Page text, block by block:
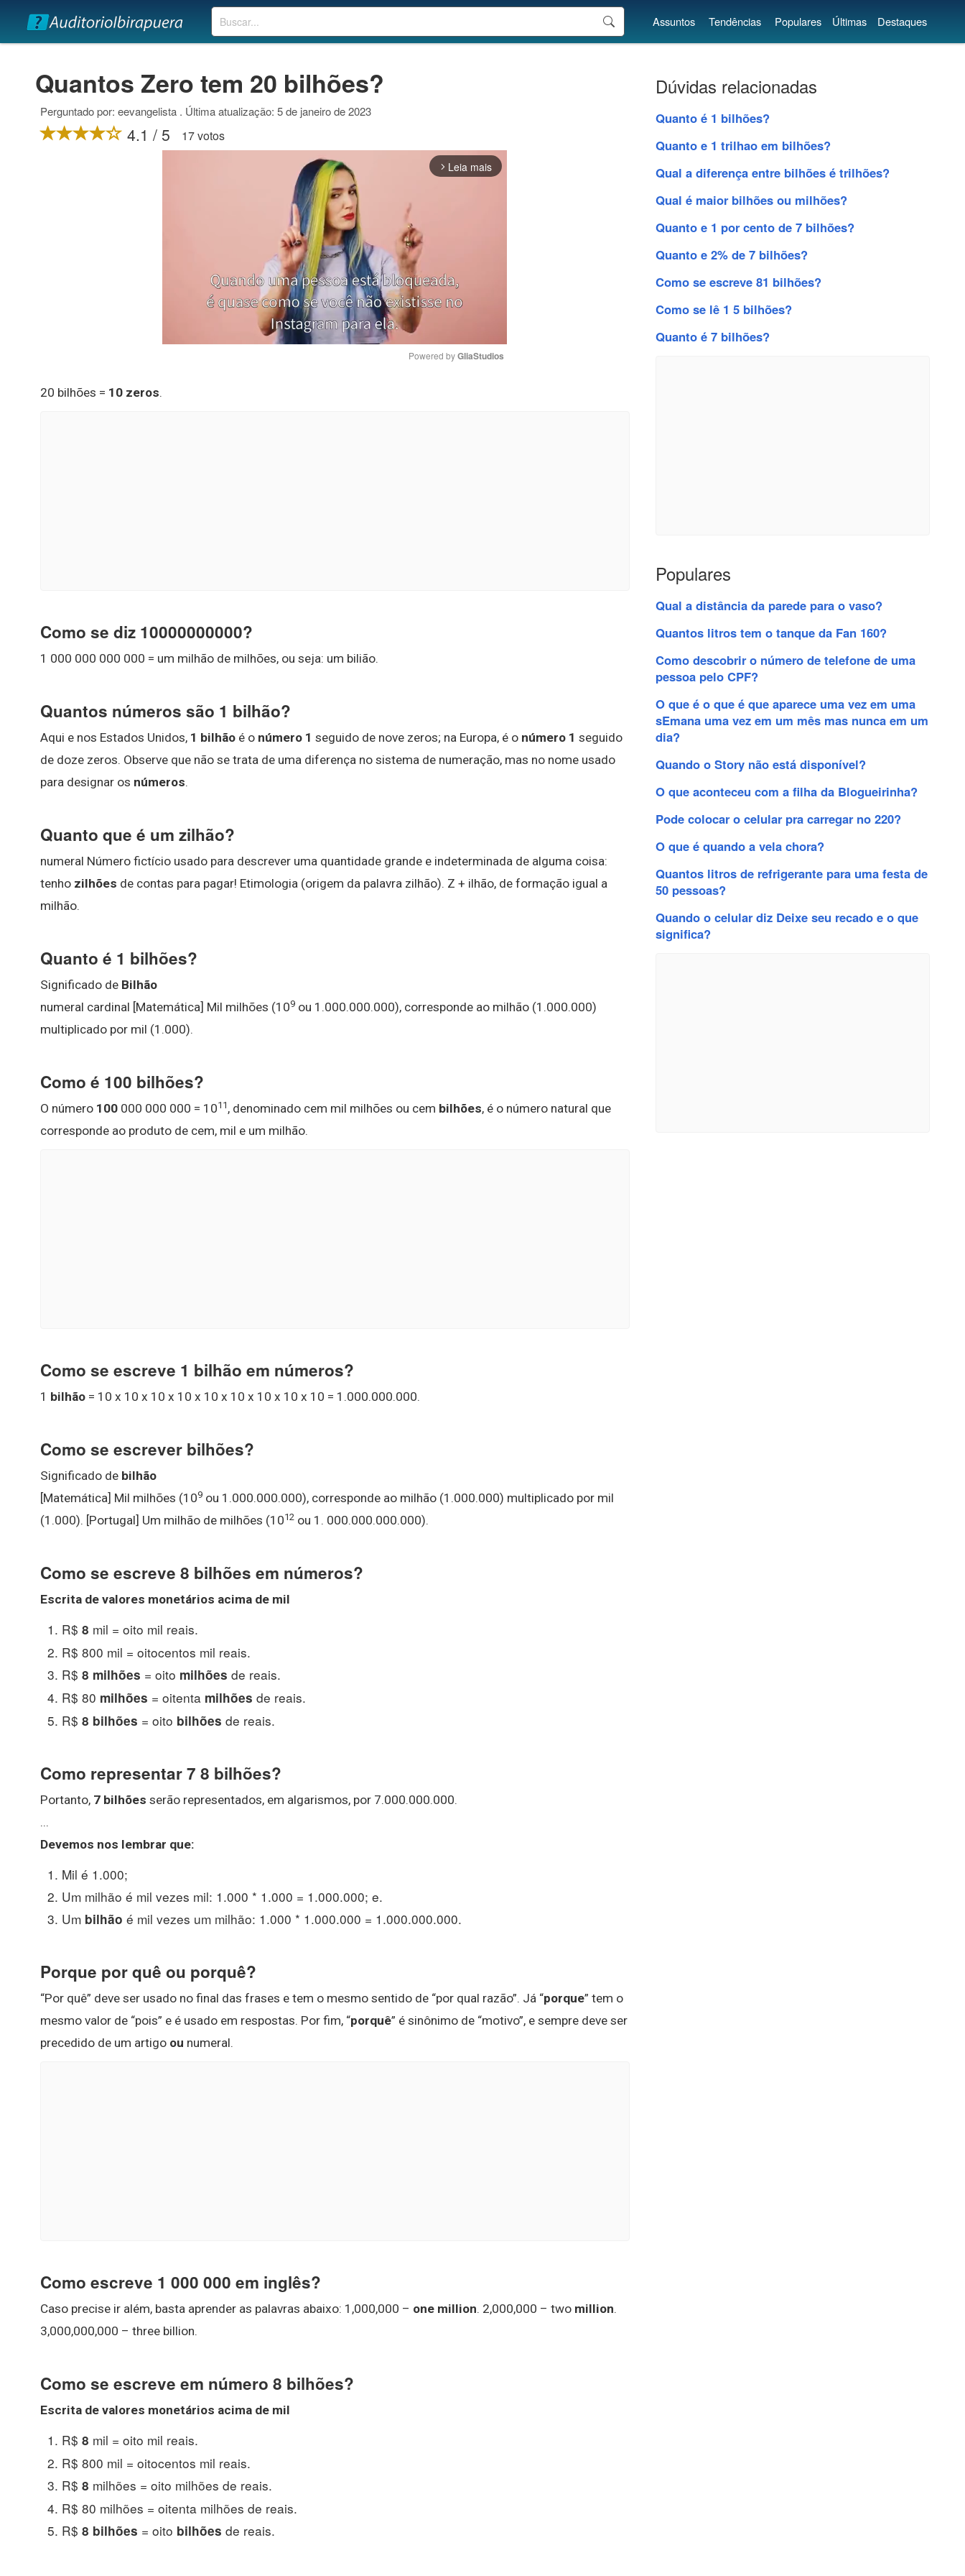
Buscar Assuntos Tendências Populares Últimas Destaques
Quantos Zero tem 20 bilhões?
Perguntado por: eevangelista . Última atualização: 5 de janeiro de 2023
4.1 / 5 17 votos
arrow_forward_ios Leia mais
Powered by GliaStudios
20 bilhões = 10 zeros.
Como se diz 10000000000?
1 000 000 000 000 = um milhão de milhões, ou seja: um bilião.
Quantos números são 1 bilhão?
Aqui e nos Estados Unidos, 1 bilhão é o número 1 seguido de nove zeros; na Europa, é o número 1 seguido
de doze zeros. Observe que não se trata de uma diferença no sistema de numeração, mas no nome usado
para designar os números.
Quanto que é um zilhão?
numeral Número fictício usado para descrever uma quantidade grande e indeterminada de alguma coisa:
tenho zilhões de contas para pagar! Etimologia (origem da palavra zilhão). Z + ilhão, de formação igual a
milhão.
Quanto é 1 bilhões?
Significado de Bilhão
numeral cardinal [Matemática] Mil milhões (109 ou 1.000.000.000), corresponde ao milhão (1.000.000)
multiplicado por mil (1.000).
Como é 100 bilhões?
O número 100 000 000 000 = 1011 , denominado cem mil milhões ou cem bilhões, é o número natural que
corresponde ao produto de cem, mil e um milhão.
Como se escreve 1 bilhão em números?
1 bilhão = 10 x 10 x 10 x 10 x 10 x 10 x 10 x 10 x 10 = 1.000.000.000.
Como se escrever bilhões?
Significado de bilhão
[Matemática] Mil milhões (109 ou 1.000.000.000), corresponde ao milhão (1.000.000) multiplicado por mil
(1.000). [Portugal] Um milhão de milhões (1012 ou 1. 000.000.000.000).
Como se escreve 8 bilhões em números?
Escrita de valores monetários acima de mil
R$ 8 mil = oito mil reais.
R$ 800 mil = oitocentos mil reais.
R$ 8 milhões = oito milhões de reais.
R$ 80 milhões = oitenta milhões de reais.
R$ 8 bilhões = oito bilhões de reais.
Como representar 7 8 bilhões?
Portanto, 7 bilhões serão representados, em algarismos, por 7.000.000.000.
...
Devemos nos lembrar que:
Mil é 1.000;
Um milhão é mil vezes mil: 1.000 * 1.000 = 1.000.000; e.
Um bilhão é mil vezes um milhão: 1.000 * 1.000.000 = 1.000.000.000.
Porque por quê ou porquê?
“Por quê” deve ser usado no final das frases e tem o mesmo sentido de “por qual razão”. Já “porque” tem o
mesmo valor de “pois” e é usado em respostas. Por fim, “porquê” é sinônimo de “motivo”, e sempre deve ser
precedido de um artigo ou numeral.
Como escreve 1 000 000 em inglês?
Caso precise ir além, basta aprender as palavras abaixo: 1,000,000 – one million. 2,000,000 – two million.
3,000,000,000 – three billion.
Como se escreve em número 8 bilhões?
Escrita de valores monetários acima de mil
R$ 8 mil = oito mil reais.
R$ 800 mil = oitocentos mil reais.
R$ 8 milhões = oito milhões de reais.
R$ 80 milhões = oitenta milhões de reais.
R$ 8 bilhões = oito bilhões de reais.
Dúvidas relacionadas
Quanto é 1 bilhões?
Quanto e 1 trilhao em bilhões?
Qual a diferença entre bilhões é trilhões?
Qual é maior bilhões ou milhões?
Quanto e 1 por cento de 7 bilhões?
Quanto e 2% de 7 bilhões?
Como se escreve 81 bilhões?
Como se lê 1 5 bilhões?
Quanto é 7 bilhões?
Populares
Qual a distância da parede para o vaso?
Quantos litros tem o tanque da Fan 160?
Como descobrir o número de telefone de uma
pessoa pelo CPF?
O que é o que é que aparece uma vez em uma
sEmana uma vez em um mês mas nunca em um
dia?
Quando o Story não está disponível?
O que aconteceu com a filha da Blogueirinha?
Pode colocar o celular pra carregar no 220?
O que é quando a vela chora?
Quantos litros de refrigerante para uma festa de
50 pessoas?
Quando o celular diz Deixe seu recado e o que
significa?